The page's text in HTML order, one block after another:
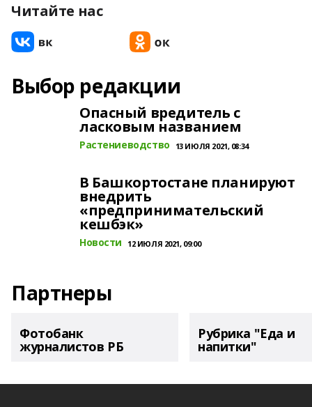
Читайте нас
Выбор редакции
Опасный вредитель с
ласковым названием
Растениеводство 13 ИЮЛЯ 2021, 08:34
В Башкортостане планируют
внедрить
«предпринимательский
кешбэк»
Новости 12 ИЮЛЯ 2021, 09:00
Партнеры
Фотобанк
журналистов РБ
Рубрика "Еда и
напитки"